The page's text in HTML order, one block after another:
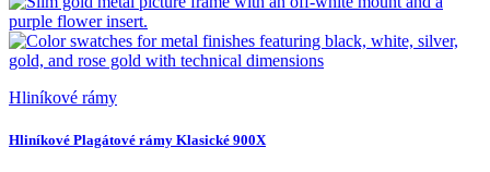
Hliníkové rámy
Hliníkové Plagátové rámy Klasické 900X